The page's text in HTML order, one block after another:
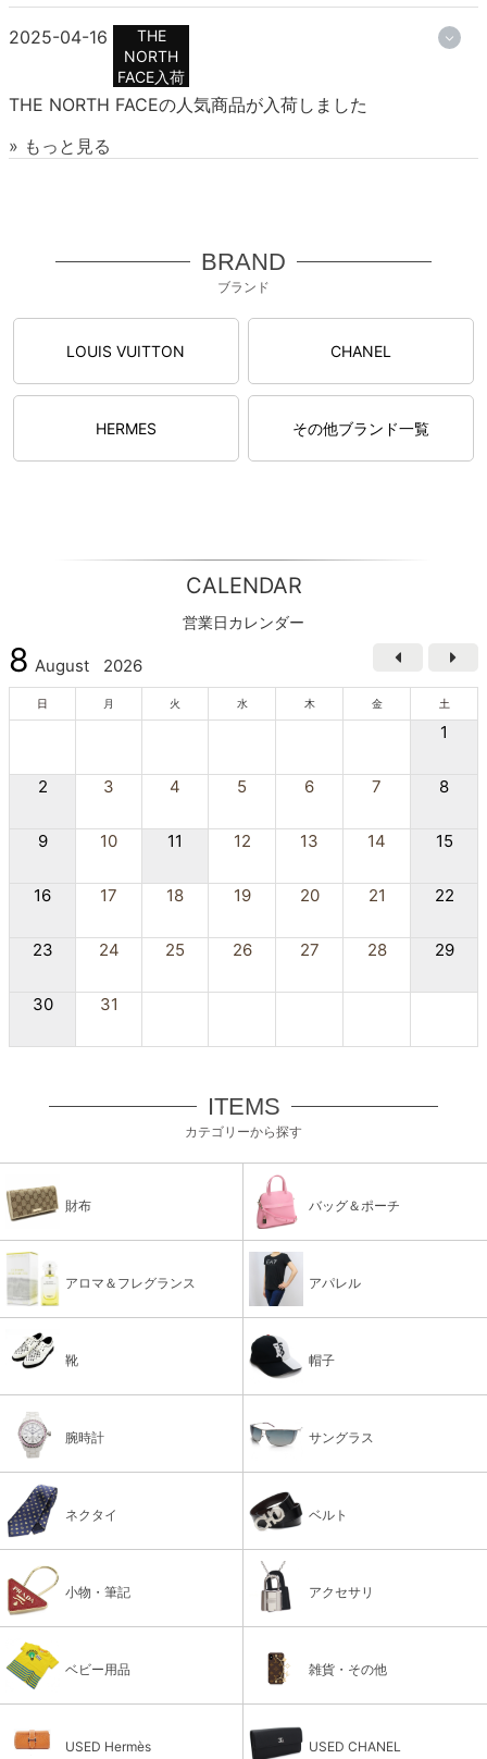
2025-04-16
THE
NORTH
FACE入荷
THE NORTH FACEの人気商品が入荷しました
» もっと見る
BRAND
ブランド
LOUIS VUITTON CHANEL
HERMES その他ブランド一覧
CALENDAR
営業日カレンダー
8 August 2026
日 月 火 水 木 金 土
1
2 3 4 5 6 7 8
9 10 11 12 13 14 15
16 17 18 19 20 21 22
23 24 25 26 27 28 29
30 31
ITEMS
カテゴリーから探す
財布 バッグ＆ポーチ
アロマ＆フレグランス アパレル
靴 帽子
腕時計 サングラス
ネクタイ ベルト
小物・筆記 アクセサリ
ベビー用品 雑貨・その他
USED Hermès USED CHANEL